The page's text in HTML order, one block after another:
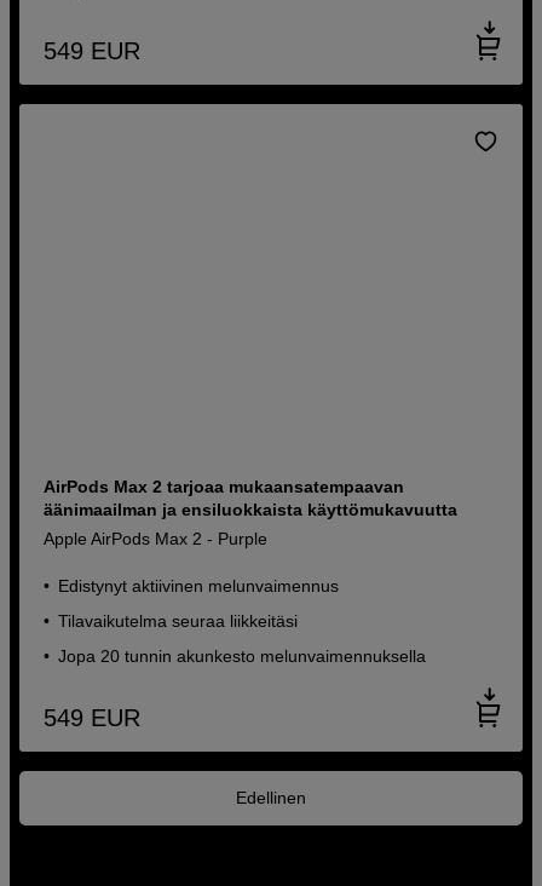
549 EUR
AirPods Max 2 tarjoaa mukaansatempaavan
äänimaailman ja ensiluokkaista käyttömukavuutta
Apple AirPods Max 2 - Purple
Edistynyt aktiivinen melunvaimennus
Tilavaikutelma seuraa liikkeitäsi
Jopa 20 tunnin akunkesto melunvaimennuksella
549 EUR
Edellinen